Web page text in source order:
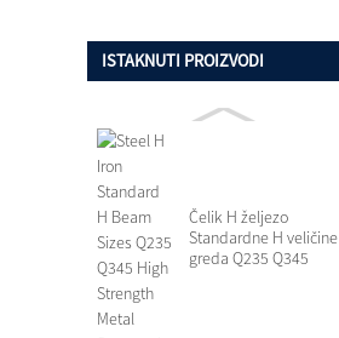
ISTAKNUTI PROIZVODI
Čelik H željezo
Standardne H veličine
greda Q235 Q345